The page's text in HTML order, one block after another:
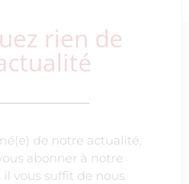
rien de
de notre actualité,
abonner à notre
vous suffit de nous